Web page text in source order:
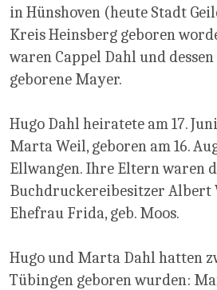
in Hünshoven (heute Stadt
Kreis Heinsberg geboren
waren Cappel Dahl und
geborene Mayer.
Hugo Dahl heiratete am 17.
Marta Weil, geboren am 16.
Ellwangen. Ihre Eltern waren
Buchdruckereibesitzer Albert
Ehefrau Frida, geb. Moos.
Hugo und Marta Dahl hatten
Tübingen geboren wurden: